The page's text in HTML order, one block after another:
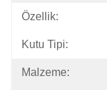
Özellik:
Kutu Tipi:
Malzeme: